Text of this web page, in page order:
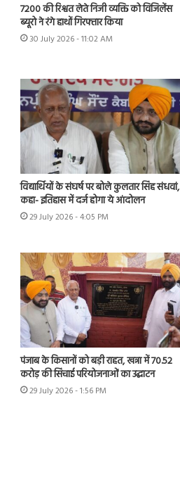
7200 की रिश्वत लेते निजी व्यक्ति को विजिलेंस
ब्यूरो ने रंगे हाथों गिरफ्तार किया
30 July 2026 - 11:02 AM
विद्यार्थियों के संघर्ष पर बोले कुलतार सिंह संधवां,
कहा- इतिहास में दर्ज होगा ये आंदोलन
29 July 2026 - 4:05 PM
पंजाब के किसानों को बड़ी राहत, खन्ना में 70.52
करोड़ की सिंचाई परियोजनाओं का उद्घाटन
29 July 2026 - 1:56 PM